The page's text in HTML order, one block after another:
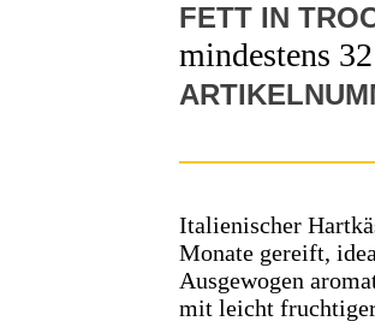
FETT IN
mindestens
Italienischer
Monate gereift,
Ausgewogen
mit leicht